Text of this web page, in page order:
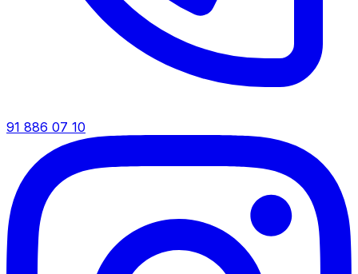
91 886 07 10